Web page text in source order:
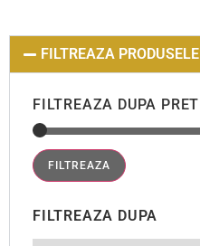
FILTREAZA PRODUSELE
FILTREAZA DUPA PRET
FILTREAZA
FILTREAZA DUPA